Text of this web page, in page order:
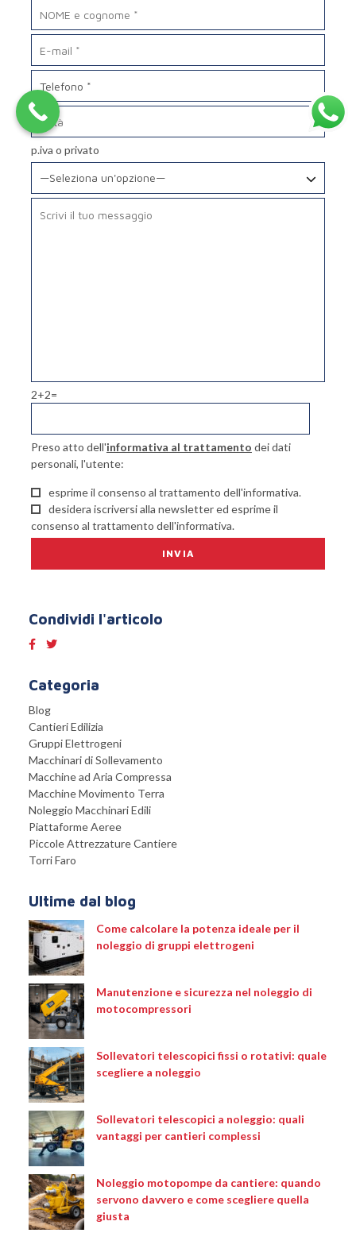
p.iva o privato
—Seleziona un'opzione—
2+2=
Preso atto dell'informativa al trattamento dei dati
personali, l'utente:
esprime il consenso al trattamento dell'informativa.
desidera iscriversi alla newsletter ed esprime il
consenso al trattamento dell'informativa.
Condividi l'articolo
Categoria
Blog
Cantieri Edilizia
Gruppi Elettrogeni
Macchinari di Sollevamento
Macchine ad Aria Compressa
Macchine Movimento Terra
Noleggio Macchinari Edili
Piattaforme Aeree
Piccole Attrezzature Cantiere
Torri Faro
Ultime dal blog
Come calcolare la potenza ideale per il
noleggio di gruppi elettrogeni
Manutenzione e sicurezza nel noleggio di
motocompressori
Sollevatori telescopici fissi o rotativi: quale
scegliere a noleggio
Sollevatori telescopici a noleggio: quali
vantaggi per cantieri complessi
Noleggio motopompe da cantiere: quando
servono davvero e come scegliere quella
giusta